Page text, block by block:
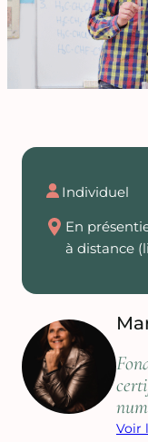
Individuel
En
à distance
Voir